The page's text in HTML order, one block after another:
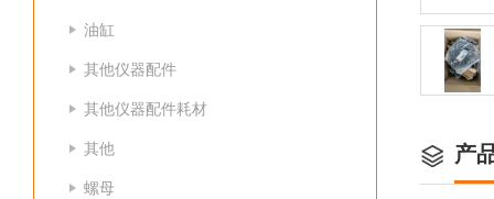
油缸
其他仪器配件
其他仪器配件耗材
其他
螺母
产